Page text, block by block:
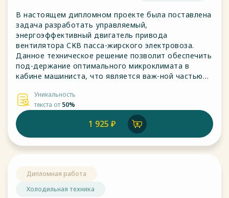
В настоящем дипломном проекте была поставлена
задача разработать управляемый,
энергоэффективный двигатель привода
вентилятора СКВ пасса-жирского электровоза.
Данное техническое решение позволит обеспечить
под-держание оптимального микроклимата в
кабине машиниста, что является важ-ной частью
перевозок.
Уникальность
текста от 50%
1 925 ₽
Дипломная работа
Холодильная техника